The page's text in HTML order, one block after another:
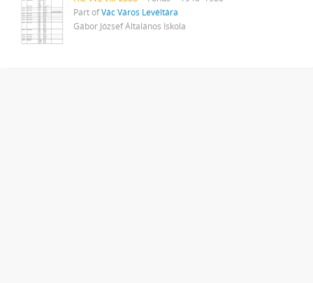
Part ofVác Város Levéltára
Gábor József Általános Iskola